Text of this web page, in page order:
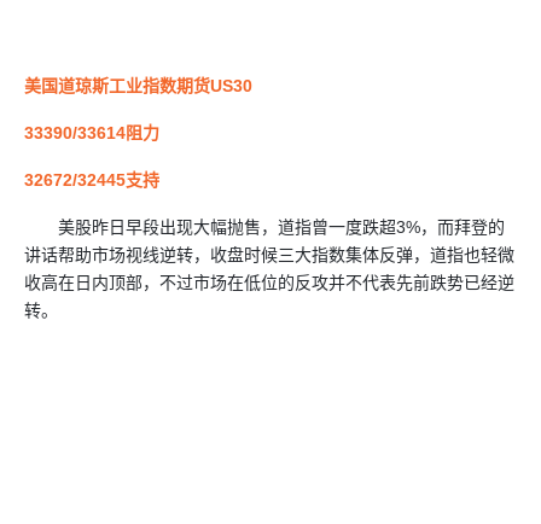
美国道琼斯工业指数期货US30
33390/33614阻力
32672/32445支持
美股昨日早段出现大幅抛售，道指曾一度跌超3%，而拜登的
讲话帮助市场视线逆转，收盘时候三大指数集体反弹，道指也轻微
收高在日内顶部，不过市场在低位的反攻并不代表先前跌势已经逆
转。